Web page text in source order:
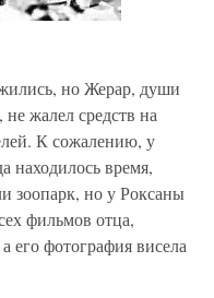
но Жерар, души
жалел средств на
К сожалению, у
находилось время,
зоопарк, но у Роксаны
фильмов отца,
его фотография висела